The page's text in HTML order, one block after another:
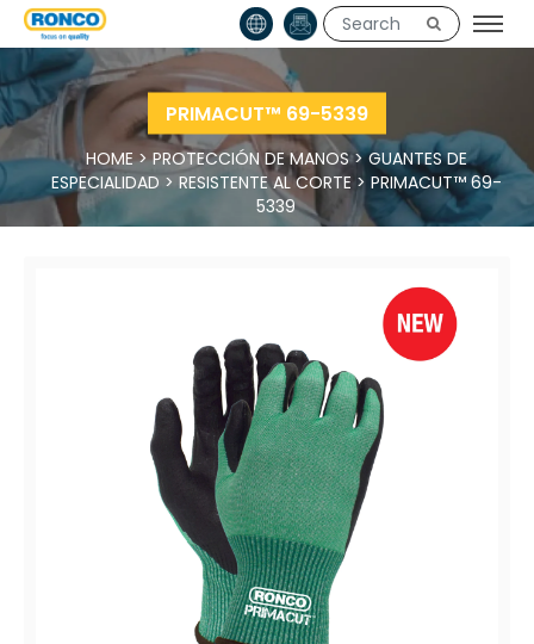
PRIMACUT™ 69-5339
HOME>PROTECCIÓN DE MANOS>GUANTES DE
ESPECIALIDAD > RESISTENTE AL CORTE> PRIMACUT™ 69-
5339